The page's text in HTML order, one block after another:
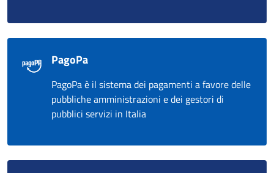
PagoPa
PagoPa è il sistema dei pagamenti a favore delle
pubbliche amministrazioni e dei gestori di
pubblici servizi in Italia